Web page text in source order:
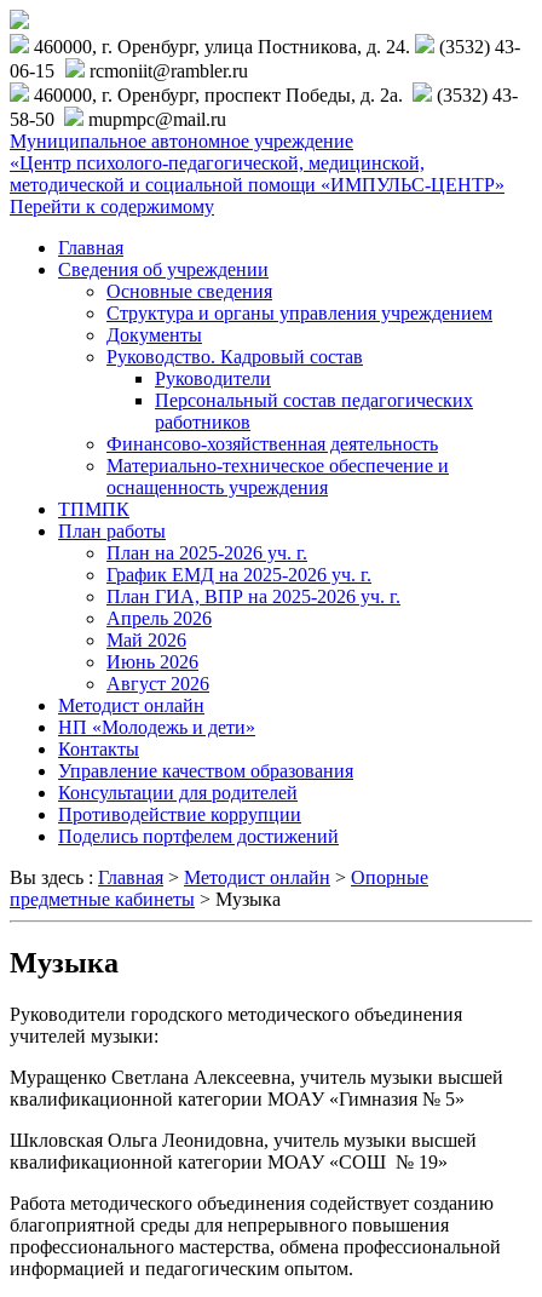
460000, г. Оренбург, улица Постникова, д. 24.
(3532) 43-
06-15
rcmoniit@rambler.ru
460000, г. Оренбург, проспект Победы, д. 2а.
(3532) 43-
58-50
mupmpc@mail.ru
Муниципальное автономное учреждение
«Центр психолого-педагогической, медицинской,
методической и социальной помощи «ИМПУЛЬС-ЦЕНТР»
Перейти к содержимому
Главная
Сведения об учреждении
Основные сведения
Структура и органы управления учреждением
Документы
Руководство. Кадровый состав
Руководители
Персональный состав педагогических
работников
Финансово-хозяйственная деятельность
Материально-техническое обеспечение и
оснащенность учреждения
ТПМПК
План работы
План на 2025-2026 уч. г.
График ЕМД на 2025-2026 уч. г.
План ГИА, ВПР на 2025-2026 уч. г.
Апрель 2026
Май 2026
Июнь 2026
Август 2026
Методист онлайн
НП «Молодежь и дети»
Контакты
Управление качеством образования
Консультации для родителей
Противодействие коррупции
Поделись портфелем достижений
Вы здесь : Главная > Методист онлайн > Опорные
предметные кабинеты > Музыка
Музыка
Руководители городского методического объединения
учителей музыки:
Муращенко Светлана Алексеевна, учитель музыки высшей
квалификационной категории МОАУ «Гимназия № 5»
Шкловская Ольга Леонидовна, учитель музыки высшей
квалификационной категории МОАУ «СОШ № 19»
Работа методического объединения содействует созданию
благоприятной среды для непрерывного повышения
профессионального мастерства, обмена профессиональной
информацией и педагогическим опытом.